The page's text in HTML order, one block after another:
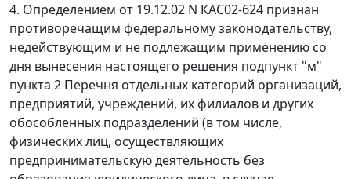
4. Определением от 19.12.02 N КАС02-624 признан
противоречащим федеральному законодательству,
недействующим и не подлежащим применению со
дня вынесения настоящего решения подпункт "м"
пункта 2 Перечня отдельных категорий организаций,
предприятий, учреждений, их филиалов и других
обособленных подразделений (в том числе,
физических лиц, осуществляющих
предпринимательскую деятельность без